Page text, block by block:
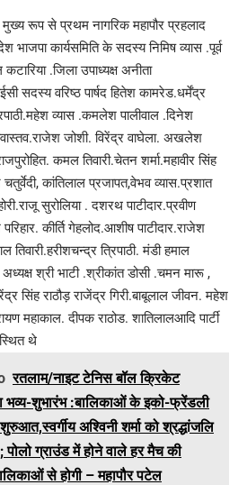
रूप से प्रथम नागरिक महापौर प्रहलाद
भाजपा कार्यसमिति के सदस्य निमिष व्यास .पूर्व
कटारिया .जिला उपाध्यक्ष अनीता
सदस्य वरिष्ठ पार्षद हितेश कामरेड.धर्मेंद्र
व्यास .कमलेश पालीवाल .दिनेश
जोशी. विरेंद्र वाघेला. अखलेश
कमल तिवारी.चेतन शर्मा.महावीर सिंह
कांतिलाल प्रजापत,वेभव व्यास.प्रशात
सुरोलिया . दशरथ पाटीदार.प्रवीण
कीर्ति गेहलोद.आशीष पाटीदार.राजेश
तिवारी.हरीशचन्द्र त्रिपाठी. मंडी हमाल
श्री भाटी .श्रीकांत डोसी .चमन मारू ,
सिंह राठौड़ राजेंद्र गिरी.बाबूलाल जीवन. महेश
महाकाल. दीपक राठोड. शातिलालआदि पार्टी
थे
रतलाम/नाइट टेनिस बॉल क्रिकेट
भव्य-शुभारंभ :बालिकाओं के इको-फ्रेंडली
अश्विनी शर्मा को श्रद्धांजलि
पोलो ग्राउंड में होने वाले हर मैच की
से होगी – महापौर पटेल